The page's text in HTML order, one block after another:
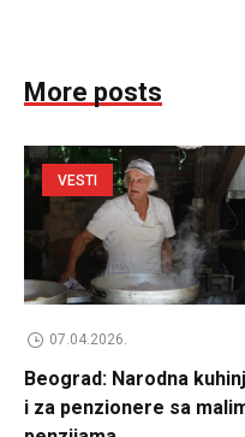
More posts
VESTI
07.04.2026.
Beograd: Narodna
i za penzionere sa